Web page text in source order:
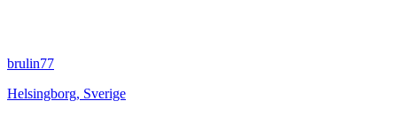
brulin77
Helsingborg, Sverige